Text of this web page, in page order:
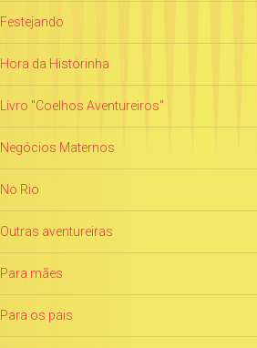
Festejando
Hora da Historinha
Livro "Coelhos Aventureiros"
Negócios Maternos
No Rio
Outras aventureiras
Para mães
Para os pais